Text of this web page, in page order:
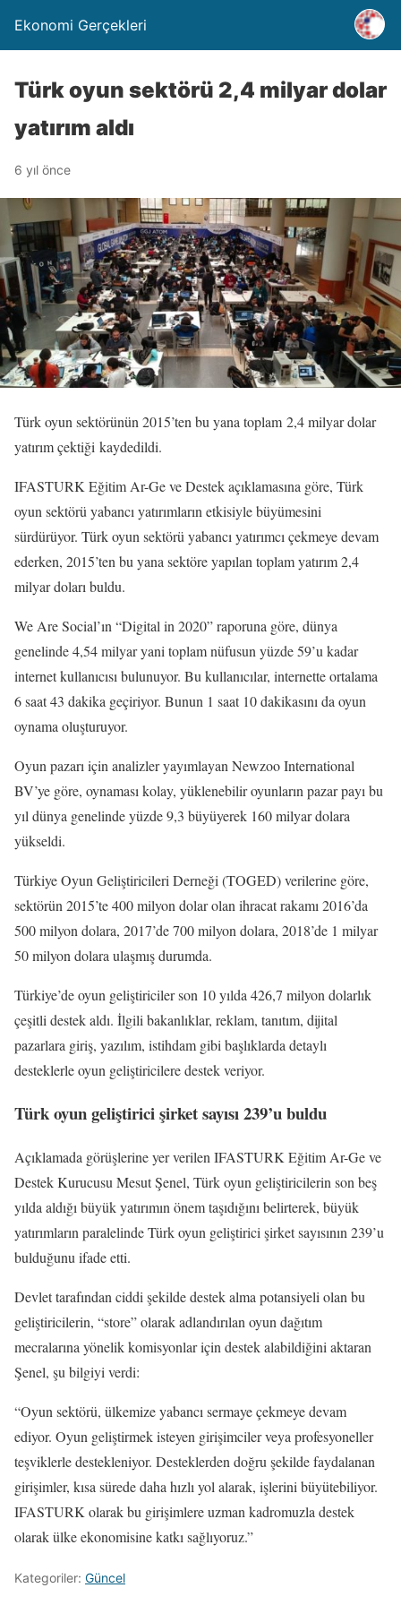
Ekonomi Gerçekleri
Türk oyun sektörü 2,4 milyar dolar
yatırım aldı
6 yıl önce
Türk oyun sektörünün 2015’ten bu yana toplam 2,4 milyar dolar
yatırım çektiği kaydedildi.
IFASTURK Eğitim Ar-Ge ve Destek açıklamasına göre, Türk
oyun sektörü yabancı yatırımların etkisiyle büyümesini
sürdürüyor. Türk oyun sektörü yabancı yatırımcı çekmeye devam
ederken, 2015’ten bu yana sektöre yapılan toplam yatırım 2,4
milyar doları buldu.
We Are Social’ın “Digital in 2020” raporuna göre, dünya
genelinde 4,54 milyar yani toplam nüfusun yüzde 59’u kadar
internet kullanıcısı bulunuyor. Bu kullanıcılar, internette ortalama
6 saat 43 dakika geçiriyor. Bunun 1 saat 10 dakikasını da oyun
oynama oluşturuyor.
Oyun pazarı için analizler yayımlayan Newzoo International
BV’ye göre, oynaması kolay, yüklenebilir oyunların pazar payı bu
yıl dünya genelinde yüzde 9,3 büyüyerek 160 milyar dolara
yükseldi.
Türkiye Oyun Geliştiricileri Derneği (TOGED) verilerine göre,
sektörün 2015’te 400 milyon dolar olan ihracat rakamı 2016’da
500 milyon dolara, 2017’de 700 milyon dolara, 2018’de 1 milyar
50 milyon dolara ulaşmış durumda.
Türkiye’de oyun geliştiriciler son 10 yılda 426,7 milyon dolarlık
çeşitli destek aldı. İlgili bakanlıklar, reklam, tanıtım, dijital
pazarlara giriş, yazılım, istihdam gibi başlıklarda detaylı
desteklerle oyun geliştiricilere destek veriyor.
Türk oyun geliştirici şirket sayısı 239’u buldu
Açıklamada görüşlerine yer verilen IFASTURK Eğitim Ar-Ge ve
Destek Kurucusu Mesut Şenel, Türk oyun geliştiricilerin son beş
yılda aldığı büyük yatırımın önem taşıdığını belirterek, büyük
yatırımların paralelinde Türk oyun geliştirici şirket sayısının 239’u
bulduğunu ifade etti.
Devlet tarafından ciddi şekilde destek alma potansiyeli olan bu
geliştiricilerin, “store” olarak adlandırılan oyun dağıtım
mecralarına yönelik komisyonlar için destek alabildiğini aktaran
Şenel, şu bilgiyi verdi:
“Oyun sektörü, ülkemize yabancı sermaye çekmeye devam
ediyor. Oyun geliştirmek isteyen girişimciler veya profesyoneller
teşviklerle destekleniyor. Desteklerden doğru şekilde faydalanan
girişimler, kısa sürede daha hızlı yol alarak, işlerini büyütebiliyor.
IFASTURK olarak bu girişimlere uzman kadromuzla destek
olarak ülke ekonomisine katkı sağlıyoruz.”
Kategoriler: Güncel